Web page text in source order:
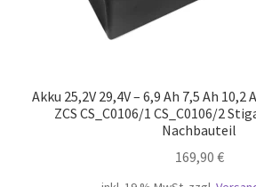
Akku 25,2V 29,4V – 6,9 Ah 7,5 Ah
ZCS CS_C0106/1 CS_C0106/2
Nachbauteil
169,90 €